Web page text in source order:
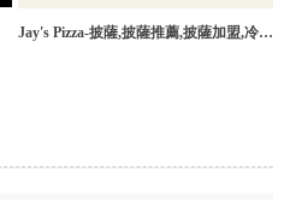
Jay's Pizza-披薩,披薩推薦,披薩加盟,冷凍